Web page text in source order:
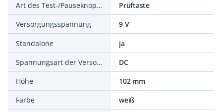
Art des Test-/Pauseknopfes
Prüftaste
Versorgungsspannung
9 V
Standalone
ja
Spannungsart der Versorgungsspannung
DC
Höhe
102 mm
Farbe
weiß